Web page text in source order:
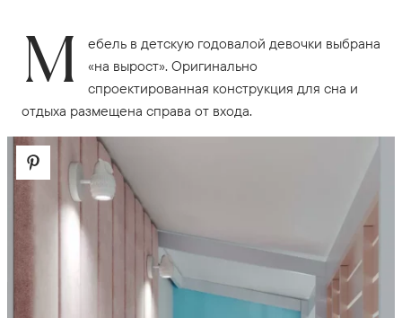
М
ебель в детскую годовалой девочки выбрана
«на вырост». Оригинально
спроектированная конструкция для сна и
отдыха размещена справа от входа.